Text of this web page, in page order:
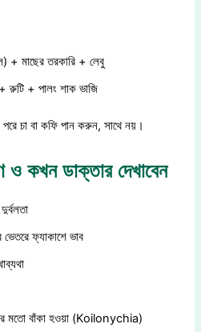
+ মাছের তরকারি + লেবু
রুটি + পালং শাক ভাজি
চা বা কফি পান করুন, সাথে নয়।
ও কখন ডাক্তার দেখাবেন
ফ্যাকাশে ভাব
মতো বাঁকা হওয়া (Koilonychia)